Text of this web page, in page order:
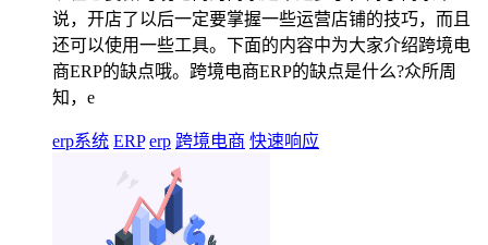
说，开店了以后一定要掌握一些运营店铺的技巧，而且
还可以使用一些工具。下面的内容中为大家介绍跨境电
商ERP的缺点哦。跨境电商ERP的缺点是什么?众所周
知，e
erp系统 ERP erp 跨境电商 快速响应